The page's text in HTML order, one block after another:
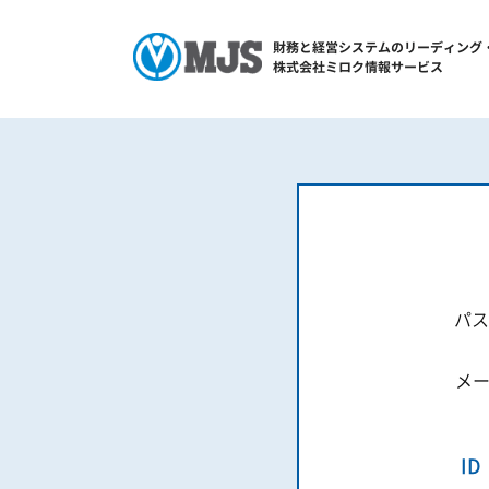
パ
メ
ID